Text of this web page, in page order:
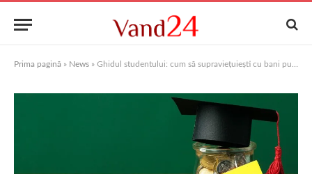
Prima pagină » News » Ghidul studentului: cum să supraviețuiești cu bani puțini în facultate